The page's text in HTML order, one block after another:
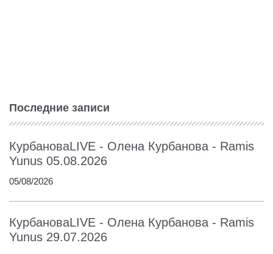
Последние записи
КурбановаLIVE - Олена Курбанова - Ramis
Yunus 05.08.2026
05/08/2026
КурбановаLIVE - Олена Курбанова - Ramis
Yunus 29.07.2026